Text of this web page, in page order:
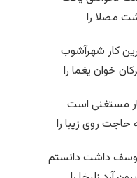
مصلا را
کار شهرآشوب
خوان یغما را
مستغنی است
روی زیبا را
داشت دانستم